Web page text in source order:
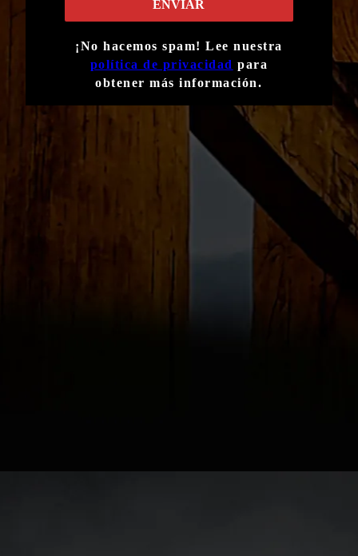
¡No hacemos spam! Lee nuestra
política de privacidad para
obtener más información.